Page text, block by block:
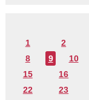
1 2
8
9 10
15
16
22
23